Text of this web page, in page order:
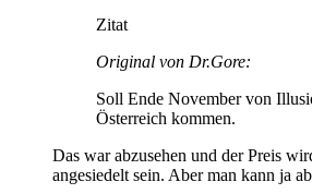
Zitat
Original von Dr.Gore:
Soll Ende November von
Österreich kommen.
Das war abzusehen und der Preis
angesiedelt sein. Aber man kann ja